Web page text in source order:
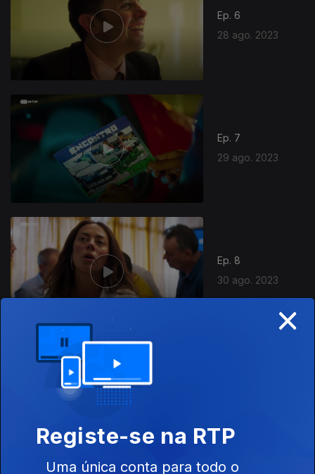
Ep. 6
28 ago. 2023
Ep. 7
29 ago. 2023
Ep. 8
30 ago. 2023
×
Registe-se na RTP
Uma única conta para todo o